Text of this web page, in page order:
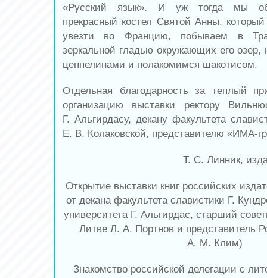
«Русский язык». И уж тогда мы
прекрасный костел Святой Анны,
увезти во Францию, побываем в
зеркальной гладью окружающих его озер,
цеппелинами и полакомимся шакотисом.
Отдельная благодарность за теплый
организацию выставки ректору
Г. Альгирдасу, декану факультета
Е. В. Колаковской, представителю «ИМА-
Т. С. Линник,
Открытие выставки книг российских
от декана факультета славистики Г.
университета Г. Альгирдас, старший
Литве Л. А. Портнов и представитель
А. М. Клим)
Знакомство российской делегации с